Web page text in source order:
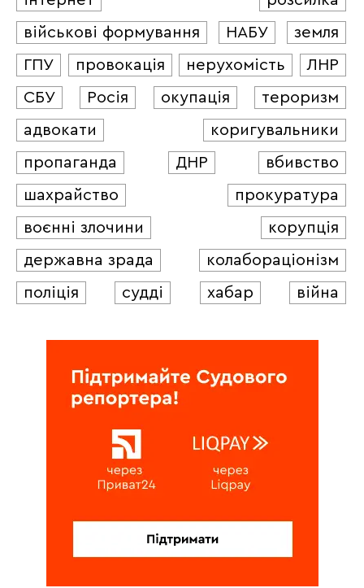
військові формування
НАБУ
земля
ГПУ
провокація нерухомість
ЛНР
СБУ
Росія окупація
тероризм
адвокати
коригувальники
пропаганда
ДНР
вбивство
шахрайство
прокуратура
воєнні злочини
корупція
державна зрада
колабораціонізм
поліція
судді хабар війна